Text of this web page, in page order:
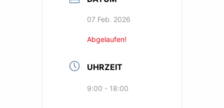
07 Feb. 2026
Abgelaufen!
UHRZEIT
9:00 - 18:00